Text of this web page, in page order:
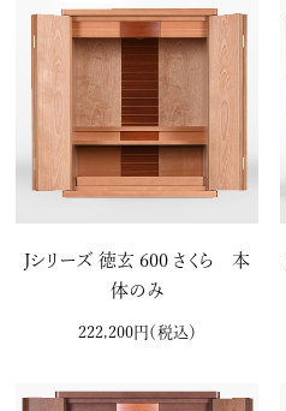
Jシリーズ 徳玄 600 さくら 本
体のみ
222,200円 （税込）